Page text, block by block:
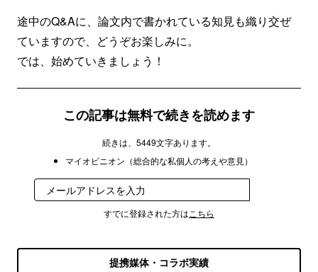
途中のQ&Aに、論文内で書かれている知見も織り交ぜ
ていますので、どうぞお楽しみに。
では、始めていきましょう！
この記事は無料で続きを読めます
続きは、5449文字あります。
マイオピニオン（総合的な私個人の考えや意見）
すでに登録された方は こちら
提携媒体・コラボ実績